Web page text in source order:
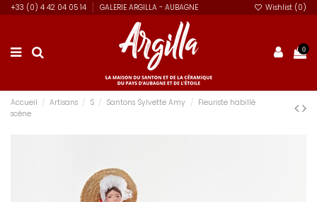
+33 (0) 4 42 04 05 14 GALERIE ARGILLA - AUBAGNE Wishlist (0)
0
Accueil Artisans S Santons Sylvette Amy
Fleuriste habillé
scène